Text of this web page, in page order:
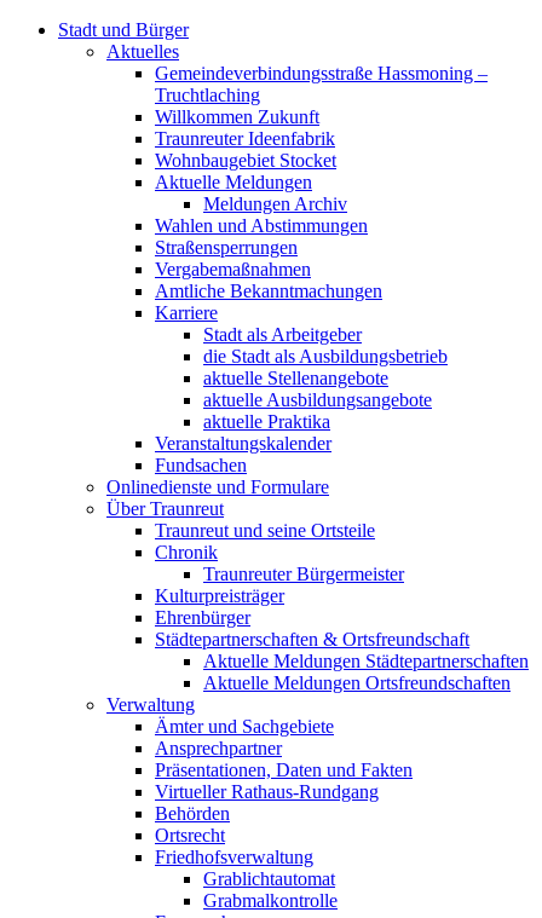
Stadt und Bürger
Aktuelles
Gemeindeverbindungsstraße Hassmoning –
Truchtlaching
Willkommen Zukunft
Traunreuter Ideenfabrik
Wohnbaugebiet Stocket
Aktuelle Meldungen
Meldungen Archiv
Wahlen und Abstimmungen
Straßensperrungen
Vergabemaßnahmen
Amtliche Bekanntmachungen
Karriere
Stadt als Arbeitgeber
die Stadt als Ausbildungsbetrieb
aktuelle Stellenangebote
aktuelle Ausbildungsangebote
aktuelle Praktika
Veranstaltungskalender
Fundsachen
Onlinedienste und Formulare
Über Traunreut
Traunreut und seine Ortsteile
Chronik
Traunreuter Bürgermeister
Kulturpreisträger
Ehrenbürger
Städtepartnerschaften & Ortsfreundschaft
Aktuelle Meldungen Städtepartnerschaften
Aktuelle Meldungen Ortsfreundschaften
Verwaltung
Ämter und Sachgebiete
Ansprechpartner
Präsentationen, Daten und Fakten
Virtueller Rathaus-Rundgang
Behörden
Ortsrecht
Friedhofsverwaltung
Grablichtautomat
Grabmalkontrolle